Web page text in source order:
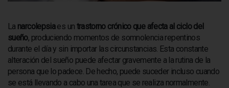
CORPORATIVO
SOBRE NOSOTROS
CULTURA
EMPLEO
CONTACTO
La narcolepsiaes un trastorno crónico que afecta al ciclo del
sueño, produciendo momentos de somnolencia repentinos
durante el día y sin importar las circunstancias. Esta constante
alteración del sueño puede afectar gravemente a la rutina de la
persona que lo padece. De hecho, puede suceder incluso cuando
se está llevando a cabo una tarea que se realiza normalmente.